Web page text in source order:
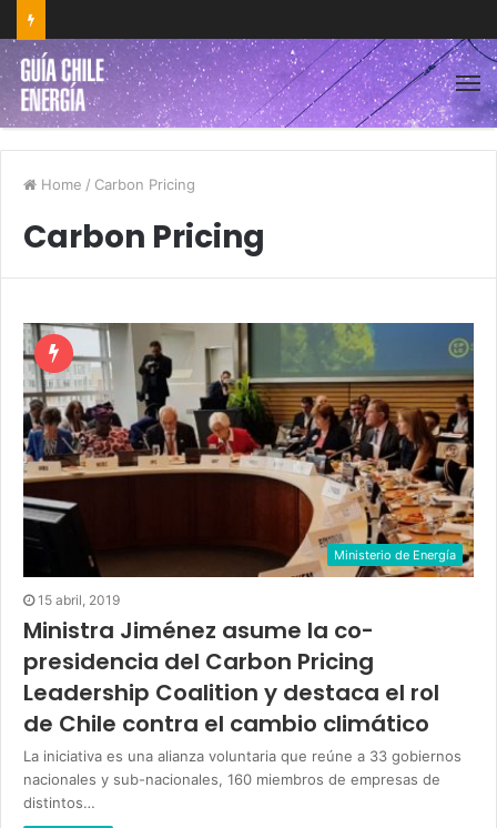
Home / Carbon Pricing
Carbon Pricing
Ministerio de Energía
15 abril, 2019
Ministra Jiménez asume la co-
presidencia del Carbon Pricing
Leadership Coalition y destaca el rol
de Chile contra el cambio climático
La iniciativa es una alianza voluntaria que reúne a 33 gobiernos
nacionales y sub-nacionales, 160 miembros de empresas de
distintos…